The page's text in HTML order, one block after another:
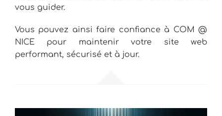
vous guider.
Vous pouvez ainsi faire confiance à COM @
NICE pour maintenir votre site web
performant, sécurisé et à jour.